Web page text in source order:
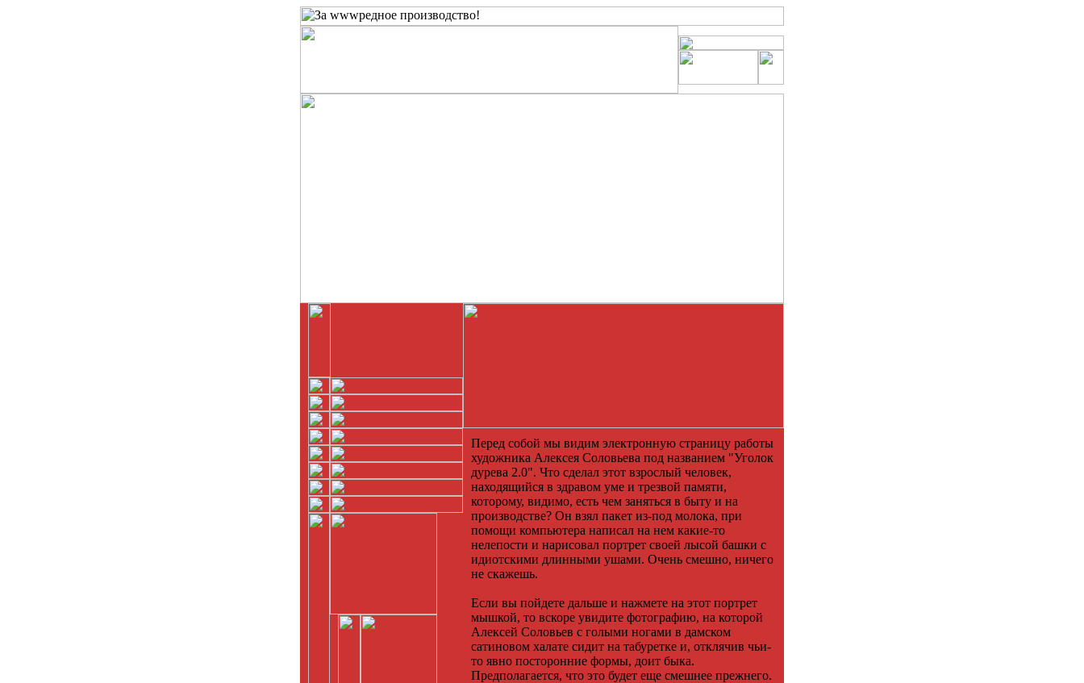
Перед собой мы видим электронную страницу работы
художника Алексея Соловьева под названием "Уголок
дурева 2.0". Что сделал этот взрослый человек,
находящийся в здравом уме и трезвой памяти,
которому, видимо, есть чем заняться в быту и на
производстве? Он взял пакет из-под молока, при
помощи компьютера написал на нем какие-то
нелепости и нарисовал портрет своей лысой башки с
идиотскими длинными ушами. Очень смешно, ничего
не скажешь.
Если вы пойдете дальше и нажмете на этот портрет
мышкой, то вскоре увидите фотографию, на которой
Алексей Соловьев с голыми ногами в дамском
сатиновом халате сидит на табуретке и, отклячив чьи-
то явно посторонние формы, доит быка.
Предполагается, что это будет еще смешнее прежнего.